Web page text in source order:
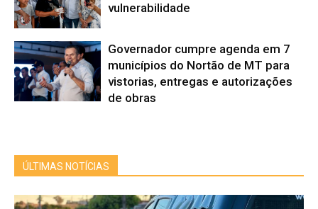
vulnerabilidade
Governador cumpre agenda em 7
municípios do Nortão de MT para
vistorias, entregas e autorizações
de obras
ÚLTIMAS NOTÍCIAS